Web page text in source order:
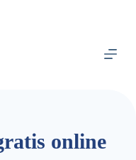
online